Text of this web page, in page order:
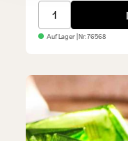
Italienische
Auf Lager| Nr.76568